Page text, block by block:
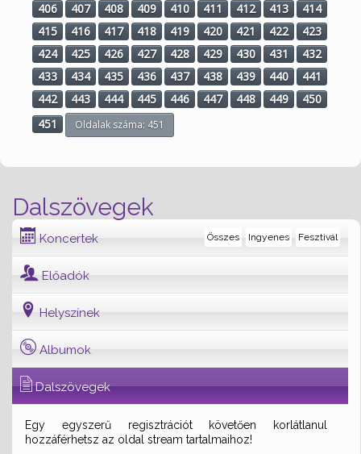
Dalszövegek
Koncertek Fesztivál
Ingyenes
Összes
Előadók
Helyszínek
Albumok
Dalszövegek
Egy egyszerű regisztrációt követően korlátlanul
hozzáférhetsz az oldal stream tartalmaihoz!
406
407 408 409 410 411 412 413
414
415
416 417 418 419 420 421 422
423
424
425 426 427 428 429 430 431
432
433
434 435 436 437 438 439 440
441
442
443 444 445 446 447 448 449
450
451
Oldalak száma: 451